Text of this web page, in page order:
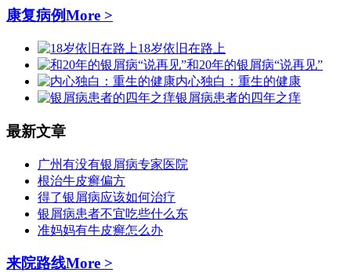
康复病例More >
18岁依旧在路上
和20年的银屑病“说再见”
内心独白：重生的健康
银屑病患者的四年之痒
最新文章
广州有没有银屑病专家医院
根治牛皮癣偏方
得了银屑病应该如何治疗
银屑病患者不宜吃些什么东
准妈妈有牛皮癣怎么办
来院路线More >